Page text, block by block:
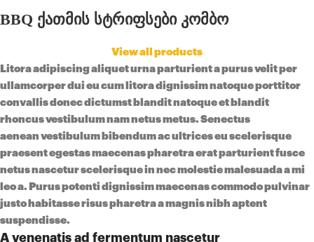
BBQ ქათმის სტრიფსები კომბო
View all products
Litora adipiscing aliquet urna parturient a purus velit per
ullamcorper dui eu cum litora dignissim natoque porttitor
convallis donec dictumst blandit natoque et blandit
rhoncus vestibulum nam netus metus. Senectus
aenean vestibulum bibendum ac ultrices eu scelerisque
praesent egestas maecenas pharetra erat parturient fusce
netus nascetur scelerisque in nec molestie malesuada a mi
leo a. Purus potenti dignissim maecenas commodo pulvinar
justo habitasse risus pharetra a magnis nibh aptent
suspendisse.
A venenatis ad fermentum nascetur